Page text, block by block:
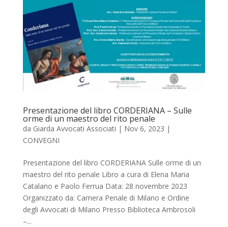
Presentazione del libro CORDERIANA – Sulle
orme di un maestro del rito penale
da Giarda Avvocati Associati | Nov 6, 2023 |
CONVEGNI
Presentazione del libro CORDERIANA Sulle orme di un
maestro del rito penale Libro a cura di Elena Maria
Catalano e Paolo Ferrua Data: 28 novembre 2023
Organizzato da: Camera Penale di Milano e Ordine
degli Avvocati di Milano Presso Biblioteca Ambrosoli
–...